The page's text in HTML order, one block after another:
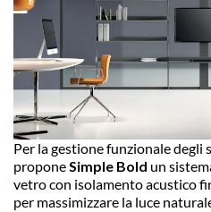
Per la gestione funzionale degli
proponeSimple Bold un
vetro con isolamento acustico
per massimizzare la luce